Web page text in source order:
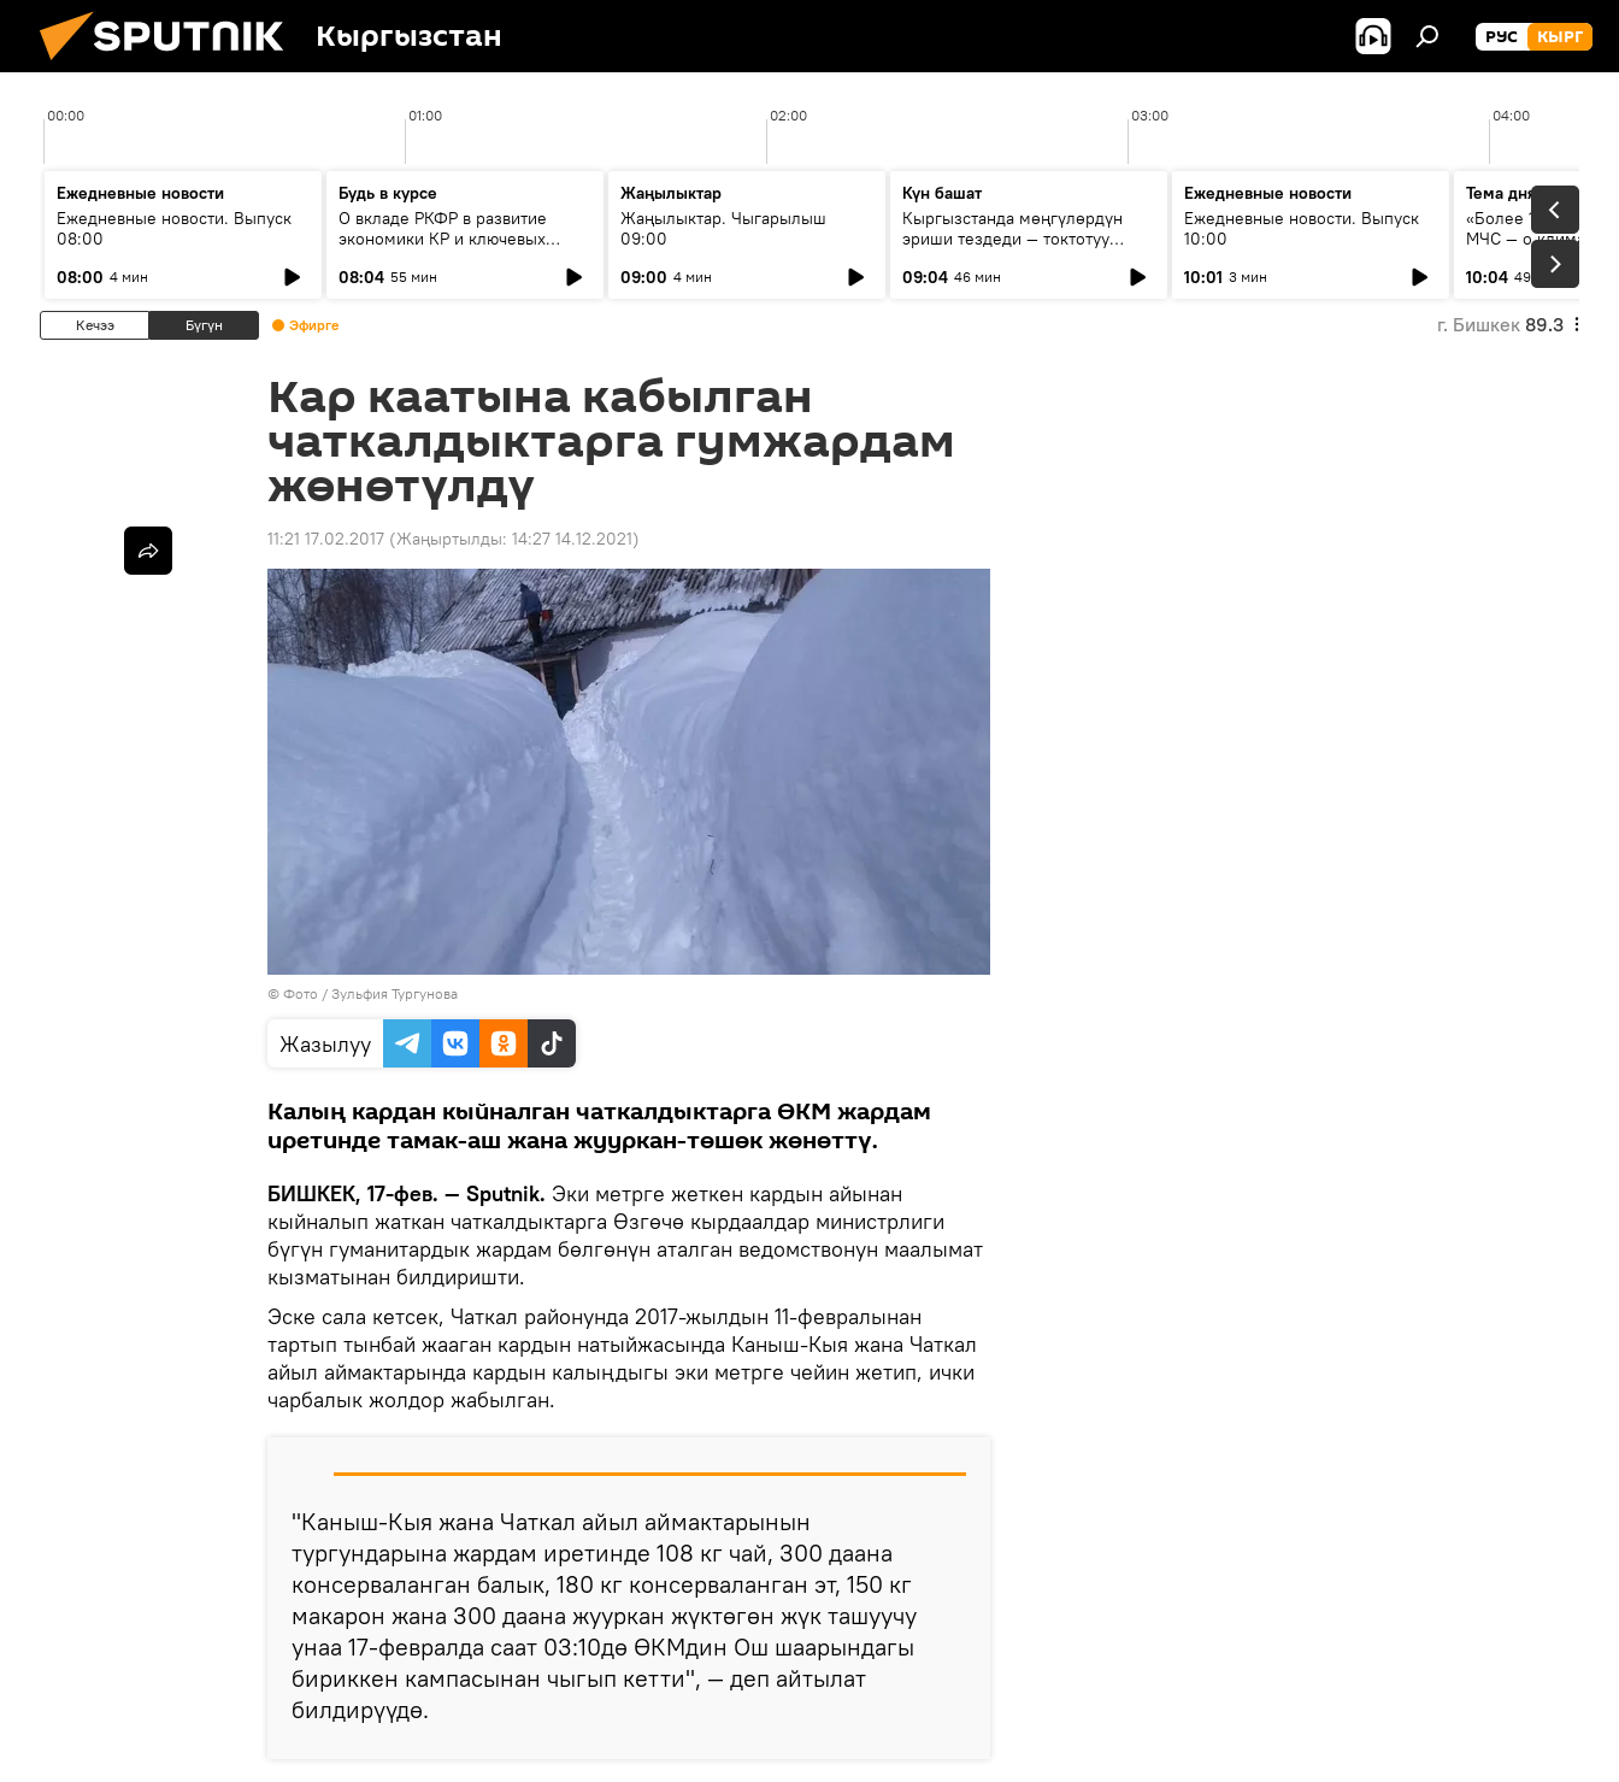
Кыргызстан РУС КЫРГ
00:00 01:00 02:00 03:00 04:00
Ежедневные новости
Ежедневные новости. Выпуск
08:00
08:00 4 мин
Будь в курсе
О вкладе РКФР в развитие
экономики КР и ключевых
08:04 55 мин
Жаңылыктар
Жаңылыктар. Чыгарылыш
09:00
09:00 4 мин
Күн башат
Кыргызстанда мөңгүлөрдүн
эриши тездеди — токтотуу
09:04 46 мин
Ежедневные новости
Ежедневные новости. Выпуск
10:00
10:01 3 мин
Тема дня
«Более 1200 сёл в
МЧС — о климате,
системе
населения
10:04 49 мин
Кечээ Бүгүн Эфирге г. Бишкек 89.3
Кар каатына кабылган
чаткалдыктарга гумжардам
жөнөтүлдү
11:21 17.02.2017 (Жаңыртылды: 14:27 14.12.2021)
© Фото / Зульфия Тургунова
Жазылуу
Калың кардан кыйналган чаткалдыктарга ӨКМ жардам
иретинде тамак-аш жана жууркан-төшөк жөнөттү.
БИШКЕК, 17-фев. — Sputnik. Эки метрге жеткен кардын айынан
кыйналып жаткан чаткалдыктарга Өзгөчө кырдаалдар министрлиги
бүгүн гуманитардык жардам бөлгөнүн аталган ведомствонун маалымат
кызматынан билдиришти.
Эске сала кетсек, Чаткал районунда 2017-жылдын 11-февралынан
тартып тынбай жааган кардын натыйжасында Каныш-Кыя жана Чаткал
айыл аймактарында кардын калыңдыгы эки метрге чейин жетип, ички
чарбалык жолдор жабылган.
"Каныш-Кыя жана Чаткал айыл аймактарынын
тургундарына жардам иретинде 108 кг чай, 300 даана
консерваланган балык, 180 кг консерваланган эт, 150 кг
макарон жана 300 даана жууркан жүктөгөн жүк ташуучу
унаа 17-февралда саат 03:10дө ӨКМдин Ош шаарындагы
бириккен кампасынан чыгып кетти", — деп айтылат
билдирүүдө.